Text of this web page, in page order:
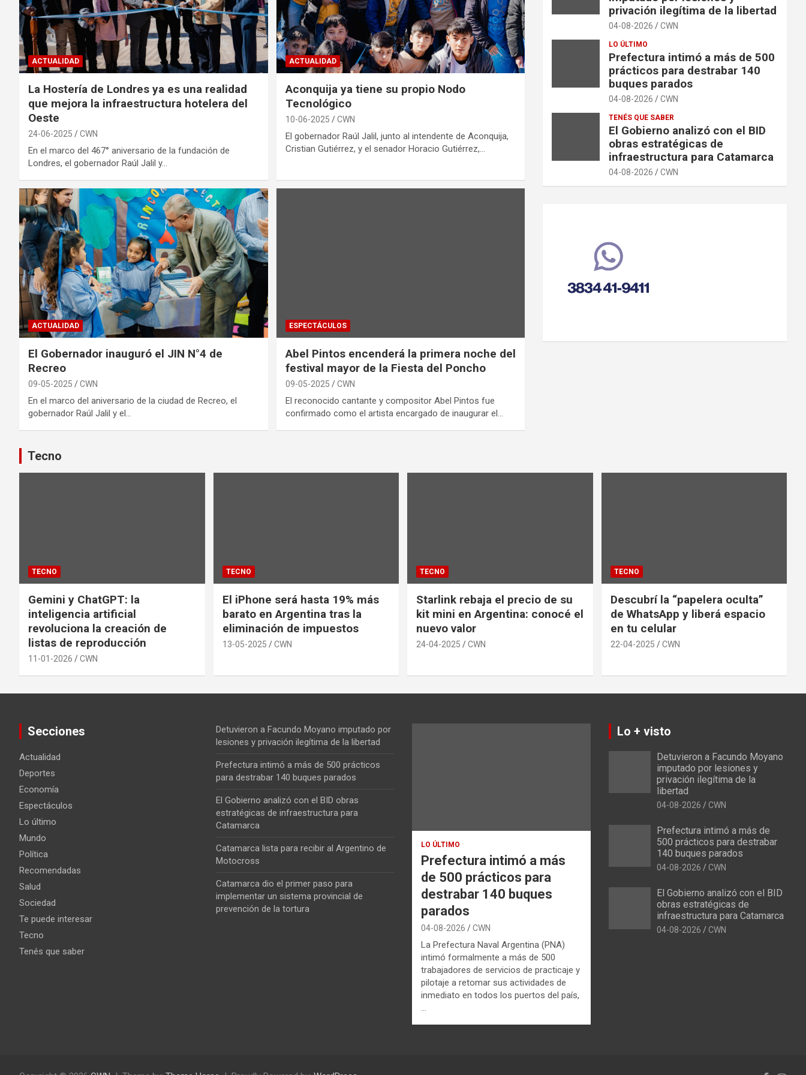
ACTUALIDAD
La Hostería de Londres ya es una realidad
que mejora la infraestructura hotelera del
Oeste
24-06-2025 CWN
En el marco del 467° aniversario de la fundación de
Londres, el gobernador Raúl Jalil y…
ACTUALIDAD
Aconquija ya tiene su propio Nodo
Tecnológico
10-06-2025 CWN
El gobernador Raúl Jalil, junto al intendente de Aconquija,
Cristian Gutiérrez, y el senador Horacio Gutiérrez,…
ACTUALIDAD
El Gobernador inauguró el JIN N°4 de
Recreo
09-05-2025 CWN
En el marco del aniversario de la ciudad de Recreo, el
gobernador Raúl Jalil y el…
ESPECTÁCULOS
Abel Pintos encenderá la primera noche del
festival mayor de la Fiesta del Poncho
09-05-2025 CWN
El reconocido cantante y compositor Abel Pintos fue
confirmado como el artista encargado de inaugurar el…
privación ilegítima de la libertad
04-08-2026 CWN
LO ÚLTIMO
Prefectura intimó a más de 500
prácticos para destrabar 140
buques parados
04-08-2026 CWN
TENÉS QUE SABER
El Gobierno analizó con el BID
obras estratégicas de
infraestructura para Catamarca
04-08-2026 CWN
Tecno
TECNO
Gemini y ChatGPT: la
inteligencia artificial
revoluciona la creación de
listas de reproducción
11-01-2026 CWN
TECNO
El iPhone será hasta 19% más
barato en Argentina tras la
eliminación de impuestos
13-05-2025 CWN
TECNO
Starlink rebaja el precio de su
kit mini en Argentina: conocé el
nuevo valor
24-04-2025 CWN
TECNO
Descubrí la “papelera oculta”
de WhatsApp y liberá espacio
en tu celular
22-04-2025 CWN
Secciones
Actualidad
Deportes
Economía
Espectáculos
Lo último
Mundo
Política
Recomendadas
Salud
Sociedad
Te puede interesar
Tecno
Tenés que saber
Detuvieron a Facundo Moyano imputado por
lesiones y privación ilegítima de la libertad
Prefectura intimó a más de 500 prácticos
para destrabar 140 buques parados
El Gobierno analizó con el BID obras
estratégicas de infraestructura para
Catamarca
Catamarca lista para recibir al Argentino de
Motocross
Catamarca dio el primer paso para
implementar un sistema provincial de
prevención de la tortura
LO ÚLTIMO
Prefectura intimó a más
de 500 prácticos para
destrabar 140 buques
parados
04-08-2026 CWN
La Prefectura Naval Argentina (PNA)
intimó formalmente a más de 500
trabajadores de servicios de practicaje y
pilotaje a retomar sus actividades de
inmediato en todos los puertos del país,
…
Lo + visto
Detuvieron a Facundo Moyano
imputado por lesiones y
privación ilegítima de la
libertad
04-08-2026 CWN
Prefectura intimó a más de
500 prácticos para destrabar
140 buques parados
04-08-2026 CWN
El Gobierno analizó con el BID
obras estratégicas de
infraestructura para Catamarca
04-08-2026 CWN